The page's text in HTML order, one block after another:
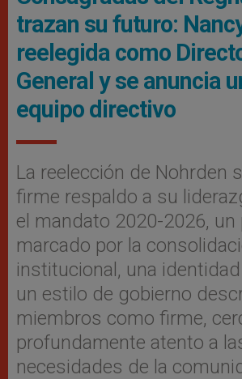
trazan su futuro:
reelegida como
General y se anuncia
equipo directivo
La reelección de Nohrden
firme respaldo a su
el mandato 2020-2026, un
marcado por la
institucional, una
un estilo de gobierno
miembros como firme,
profundamente atento a
necesidades de la